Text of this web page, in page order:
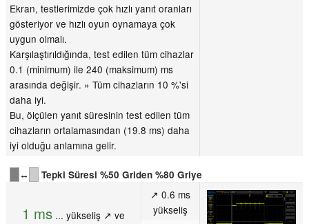
Ekran, testlerimizde çok hızlı yanıt oranları
gösteriyor ve hızlı oyun oynamaya çok
uygun olmalı.
Karşılaştırıldığında, test edilen tüm cihazlar
0.1 (minimum) ile 240 (maksimum) ms
arasında değişir. » Tüm cihazların 10 %'si
daha iyi.
Bu, ölçülen yanıt süresinin test edilen tüm
cihazların ortalamasından (19.8 ms) daha
iyi olduğu anlamına gelir.
↔ Tepki Süresi %50 Griden %80 Griye
1 ms ... yükseliş ↗ ve
↗ 0.6 ms
yükseliş